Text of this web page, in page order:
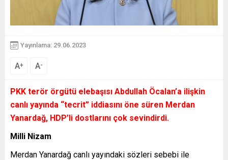
Yayınlama: 29.06.2023
A+ A-
PKK terör örgütü elebaşısı Abdullah Öcalan’a ilişkin
canlı yayında “tecrit” iddiasını öne süren Merdan
Yanardağ, HDP’li dostlarını çok sevindirdi.
Milli Nizam
Merdan Yanardağ canlı yayındaki sözleri sebebi ile